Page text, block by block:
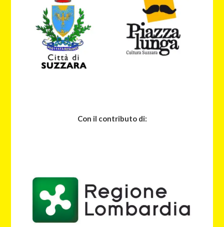
Con il contributo di: